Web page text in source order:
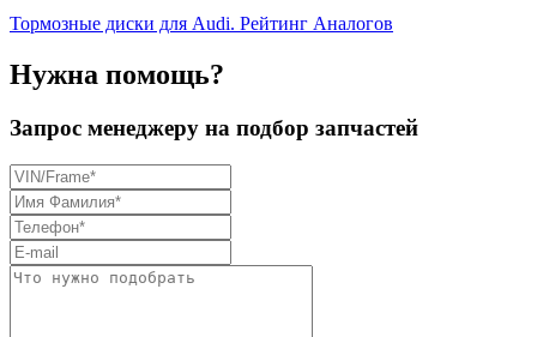
Тормозные диски для Audi. Рейтинг Аналогов
Нужна помощь?
Запрос менеджеру на подбор запчастей